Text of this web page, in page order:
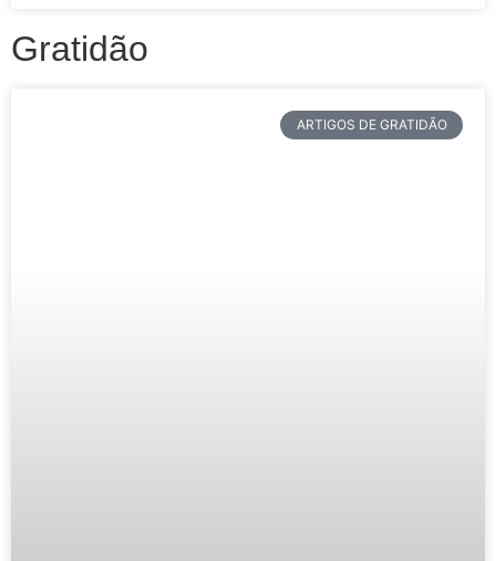
Gratidão
ARTIGOS DE GRATIDÃO